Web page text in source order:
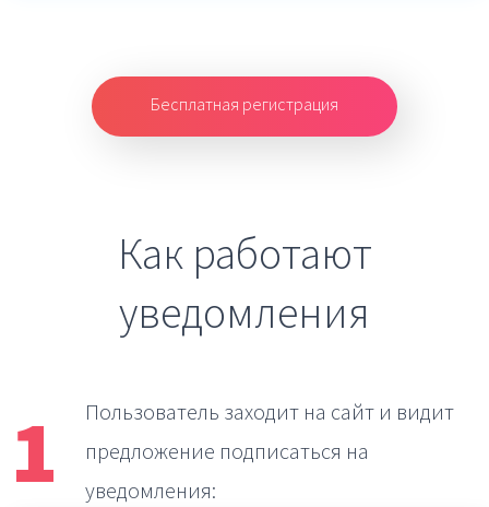
Бесплатная регистрация
Как работают
уведомления
1 Пользователь заходит на сайт и видит
предложение подписаться на
уведомления: